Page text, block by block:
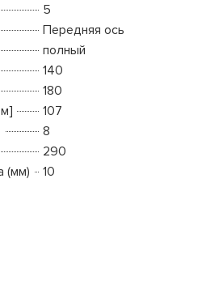
5
Передняя ось
полный
140
180
107
8
290
(мм)
10